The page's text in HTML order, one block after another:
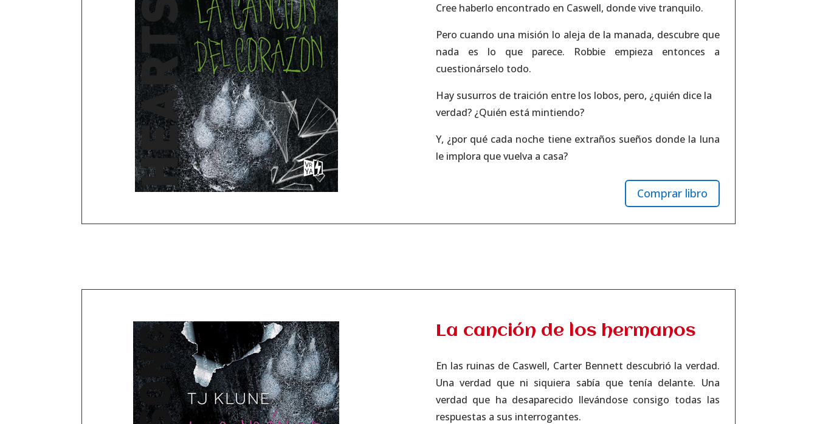
Cree haberlo encontrado en Caswell, donde vive tranquilo.
Pero cuando una misión lo aleja de la manada, descubre que
nada es lo que parece. Robbie empieza entonces a
cuestionárselo todo.
Hay susurros de traición entre los lobos, pero, ¿quién dice la
verdad? ¿Quién está mintiendo?
Y, ¿por qué cada noche tiene extraños sueños donde la luna
le implora que vuelva a casa?
Comprar libro
La canción de los hermanos
En las ruinas de Caswell, Carter Bennett descubrió la verdad.
Una verdad que ni siquiera sabía que tenía delante. Una
verdad que ha desaparecido llevándose consigo todas las
respuestas a sus interrogantes.